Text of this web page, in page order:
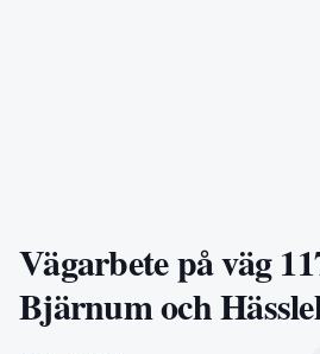
Vägarbete på väg
Bjärnum och